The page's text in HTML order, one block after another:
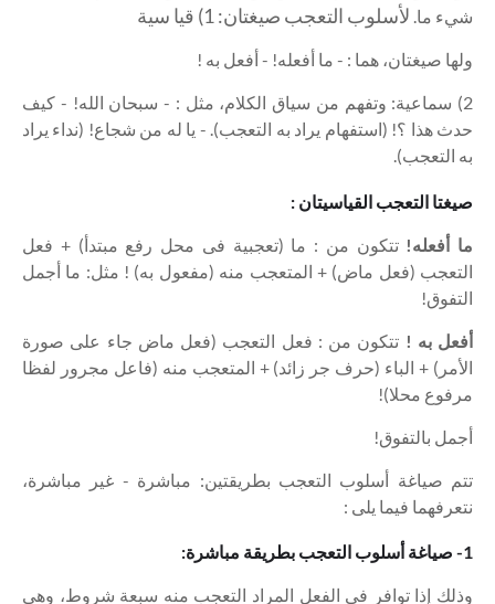
شيء ما. لأسلوب التعجب صيغتان: 1) قيا سية
ولها صيغتان، هما : - ما أفعله! - أفعل به !
2) سماعية: وتفهم من سياق الكلام، مثل : - سبحان الله! - كيف
حدث هذا ؟! (استفهام يراد به التعجب). - يا له من شجاع! (نداء يراد
به التعجب).
صيغتا التعجب القياسيتان :
ما أفعله! تتكون من : ما (تعجبية فى محل رفع مبتدأ) + فعل
التعجب (فعل ماض) + المتعجب منه (مفعول به) ! مثل: ما أجمل
التفوق!
أفعل به ! تتكون من : فعل التعجب (فعل ماض جاء على صورة
الأمر) + الباء (حرف جر زائد) + المتعجب منه (فاعل مجرور لفظا
مرفوع محلا)!
أجمل بالتفوق!
تتم صياغة أسلوب التعجب بطريقتين: مباشرة - غير مباشرة،
نتعرفهما فيما يلى :
1- صياغة أسلوب التعجب بطريقة مباشرة:
وذلك إذا توافر فى الفعل المراد التعجب منه سبعة شروط، وهى